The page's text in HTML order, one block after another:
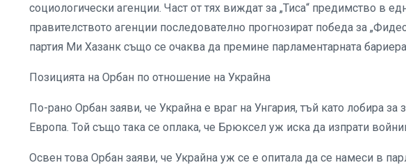
социологически агенции. Част от тях виждат за „Тиса“ предимство в
правителството агенции последователно прогнозират победа за
партия Ми Хазанк също се очаква да премине парламентарната
Позицията на Орбан по отношение на Украйна
По-рано Орбан заяви, че Украйна е враг на Унгария, тъй като лобира за
Европа. Той също така се оплака, че Брюксел уж иска да изпрати
Освен това Орбан заяви, че Украйна уж се е опитала да се намеси в